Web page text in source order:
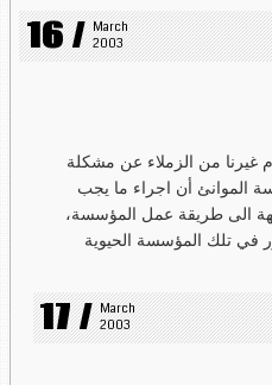
16 / March
2003
غيرنا من الزملاء عن مشكلة
الموانئ أن اجراء ما يجب
الى طريقة عمل المؤسسة،
في تلك المؤسسة الحيوية
17 / March
2003